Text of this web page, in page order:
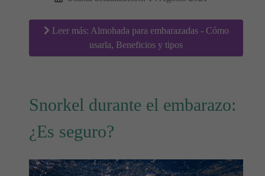
Leer más: Almohada para embarazadas - Cómo
usarla, Beneficios y tipos
Snorkel durante el embarazo:
¿Es seguro?